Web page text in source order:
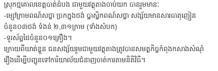
ស្រុកថ្មគោលខេត្តបាត់ដំបង ជាមួយវត្ថុតាងចាប់យក បានរួមមានៈ
-ម្សៅក្រាមពណ៍សថ្លា ច្រកក្នុងថង់ ប្លាស្ទិកពណ៍សថ្លា សង្ស័យមានសារធាតុញៀន
ចំនួន០៣ថង់ ទំងន់ ២,៣១ក្រាម (ទាំងសំបក)
-ទូរស័ព្ទដៃចំនួន០១គ្រឿង។
ក្រោយពីឃាត់ខ្លួន ជនសង្ស័យរួមជាមួយវត្ថុតាងត្រូវបានសមត្ថកិច្ចកំពុងកសាងសំណុំ
រឿងដើម្បីបញ្ជូនទៅការិយាល័យជំនាញចាត់ការតាមនិតិវិធី។